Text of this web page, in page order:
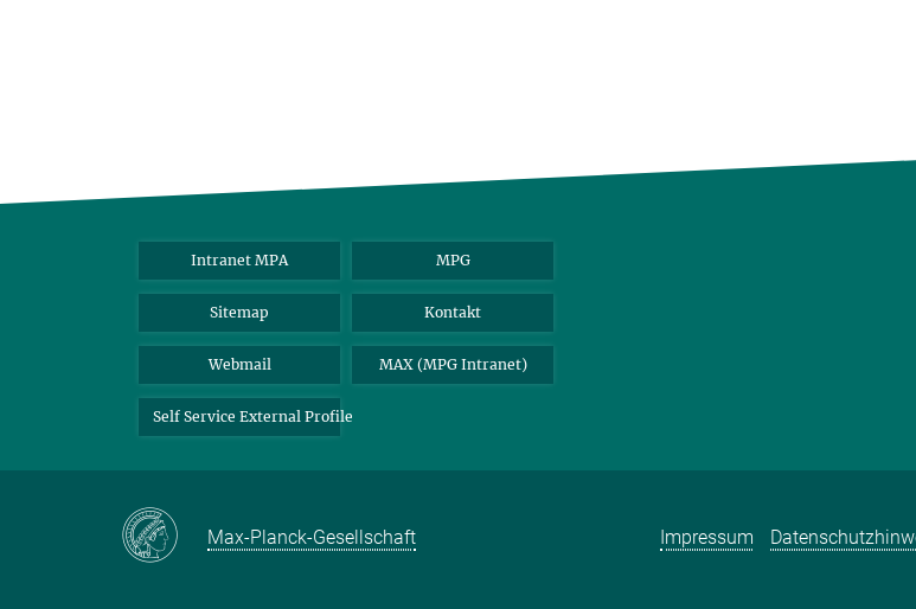
Intranet MPA MPG
Sitemap Kontakt
Webmail MAX (MPG Intranet)
Self Service External Profile
Max-Planck-Gesellschaft Impressum